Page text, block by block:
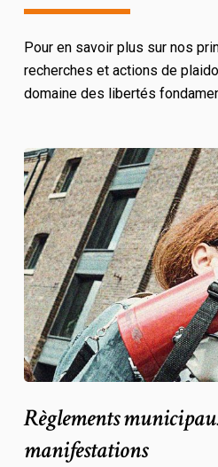
Pour en savoir plus sur nos
recherches et actions de
domaine des libertés
Règlements
manifestations